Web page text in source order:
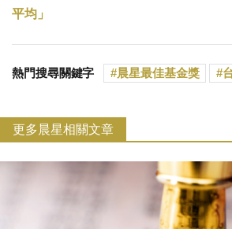
平均」
熱門搜尋關鍵字 晨星最佳基金獎
更多晨星相關文章